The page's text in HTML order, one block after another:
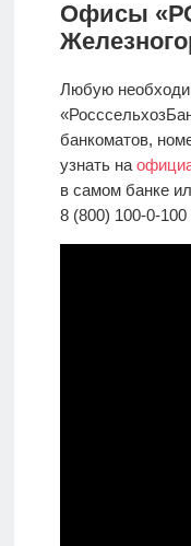
Офисы
Любую
банкоматов,
узнать на
в самом банке
8 (800) 100-0-